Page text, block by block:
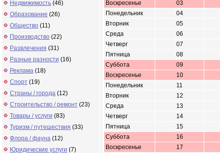
Недвижимость (46)
Образование (26)
Общество (11)
Производство (22)
Развлечения (31)
Разные разности (16)
Реклама (18)
Спорт (19)
Страны / города (12)
Строительство / ремонт (23)
Товары / услуги (83)
Туризм / путешествия (33)
Флора / фауна (12)
Юридические услуги (7)
Воскресенье
03
Понедельник
04
Вторник
05
Среда
06
Четверг
07
Пятница
08
Суббота
09
Воскресенье
10
Понедельник
11
Вторник
12
Среда
13
Четверг
14
Пятница
15
Суббота
16
Воскресенье
17